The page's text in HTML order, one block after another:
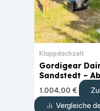
Klappdachzelt
Gordigear
Sandstedt –
1.004,00 €
Vergleiche